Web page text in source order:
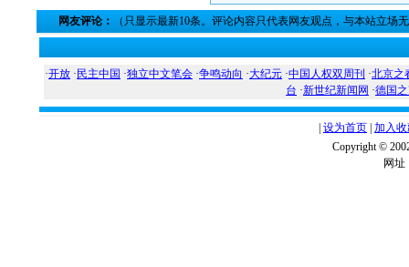
网友评论： （只显示最新10条。评论内容只代表网友观点，与本站立场
·开放 · 民主中国 ·独立中文笔会 ·争鸣动向 ·大纪元 ·中国人权双周刊 ·北京之
台 ·新世纪新闻网 ·德国
设为首页 加入
Copyright ©
网址